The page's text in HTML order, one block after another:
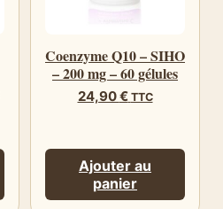
Coenzyme Q10 – SIHO
– 200 mg – 60 gélules
24,90€ TTC
Ajouter au
panier